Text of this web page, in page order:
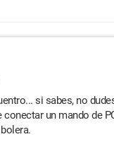
si sabes, no
un mando de